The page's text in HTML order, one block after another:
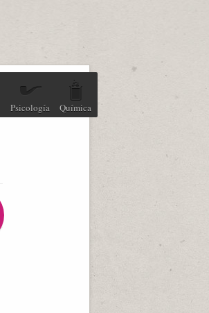
Psicología Química